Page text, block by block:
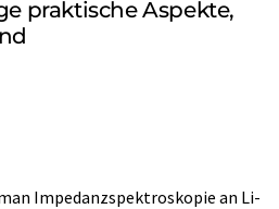
praktische Aspekte,
Impedanzspektroskopie an Li-